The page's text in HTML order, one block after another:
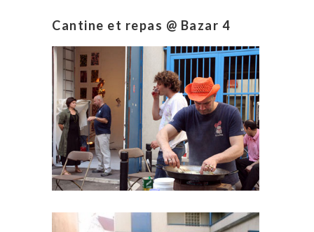
Cantine et repas @ Bazar 4